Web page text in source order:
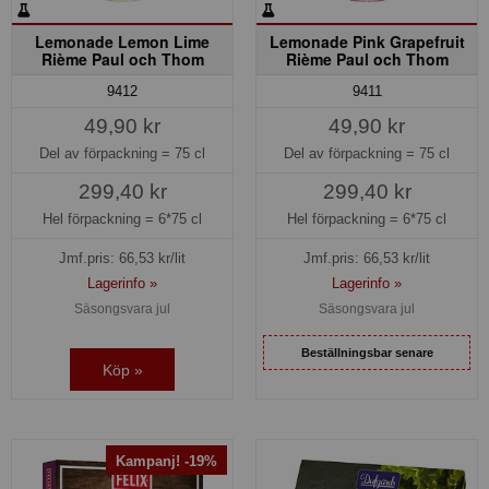
Lemonade Lemon Lime
Rième Paul och Thom
9412
49,90 kr
Del av förpackning = 75 cl
299,40 kr
Hel förpackning = 6*75 cl
Jmf.pris: 66,53 kr/lit
Lagerinfo »
Säsongsvara jul
Köp »
Lemonade Pink Grapefruit
Rième Paul och Thom
9411
49,90 kr
Del av förpackning = 75 cl
299,40 kr
Hel förpackning = 6*75 cl
Jmf.pris: 66,53 kr/lit
Lagerinfo »
Säsongsvara jul
Beställningsbar senare
Kampanj! -19%